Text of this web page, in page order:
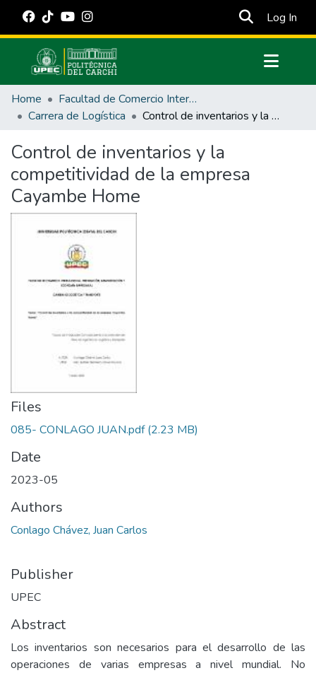
Log In
Communities & Collections
All of DSpace
Estadísticas Externas
Manuales
Home
Facultad de Comercio Internacional, Integración, Administración y Economía Empresarial
Carrera de Logística
Control de inventarios y la competitividad de la empresa Cayambe Home
Control de inventarios y la
competitividad de la empresa
Cayambe Home
Files
085- CONLAGO JUAN.pdf(2.23 MB)
Date
2023-05
Authors
Conlago Chávez, Juan Carlos
Publisher
UPEC
Abstract
Los inventarios son necesarios para el desarrollo de las
operaciones de varias empresas a nivel mundial. No